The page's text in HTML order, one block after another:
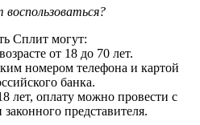
Сплит могут:
от 18 до 70 лет.
номером телефона и картой
банка.
лет, оплату можно провести с
представителя.